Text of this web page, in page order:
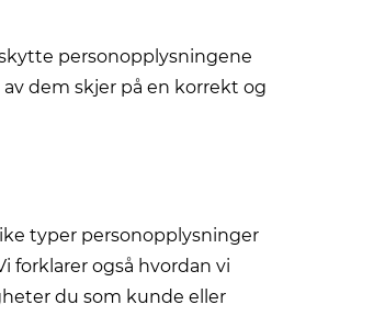
personopplysningene
dem skjer på en korrekt og
typer personopplysninger
forklarer også hvordan vi
du som kunde eller